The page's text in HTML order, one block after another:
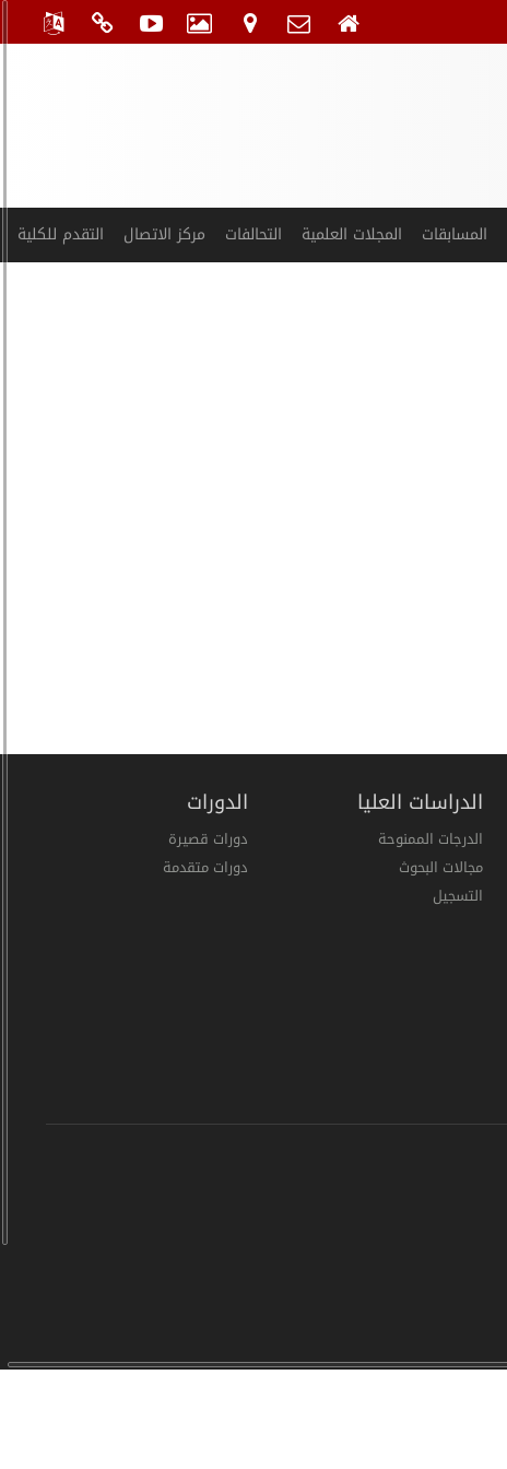
المسابقات المجلات العلمية التحالفات مركز الاتصال التقدم للكلية
الدراسات العليا
الدرجات الممنوحة
مجالات البحوث
التسجيل
الدورات
دورات قصيرة
دورات متقدمة